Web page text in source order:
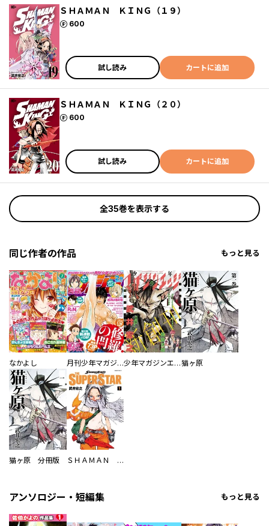
ＳＨＡＭＡＮ ＫＩＮＧ（１９）
600
ポイント
試し読み カートに追加
ＳＨＡＭＡＮ ＫＩＮＧ（２０）
600
ポイント
試し読み カートに追加
全35巻を表示する
同じ作者の作品 もっと見る
なかよし 月刊少年マガジン 少年マガジンエッジ猫ヶ原
猫ヶ原 分冊版 ＳＨＡＭＡＮ ＫＩＮＧ ＴＨＥ ＳＵＰＥＲ ＳＴＡＲ
アンソロジー・短編集 もっと見る